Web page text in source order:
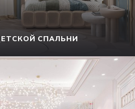
СПАЛЬНИ